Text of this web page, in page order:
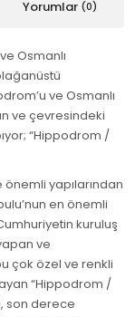
Yorumlar (0)
Osmanlı
ve Osmanlı
ve çevresindeki
“Hippodrom /
yapılarından
en önemli
kuruluş
ve
çok özel ve renkli
“Hippodrom /
son derece